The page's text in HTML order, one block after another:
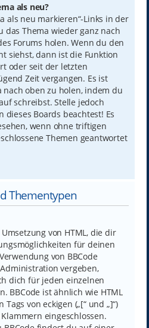
als neu?
als neu markieren“-Links in der
das Thema wieder ganz nach
Forums holen. Wenn du den
siehst, dann ist die Funktion
oder seit der letzten
Zeit vergangen. Es ist
nach oben zu holen, indem du
schreibst. Stelle jedoch
dieses Boards beachtest! Es
wenn ohne triftigen
Themen geantwortet
Thementypen
von HTML, die dir
für deinen
von BBCode
vergeben,
dich für jeden einzelnen
BBCode ist ähnlich wie HTML
von eckigen („[“ und „]“)
Klammern eingeschlossen.